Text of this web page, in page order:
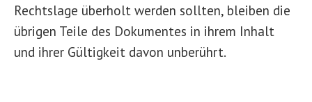
Rechtslage überholt werden sollten, bleiben die
übrigen Teile des Dokumentes in ihrem Inhalt
und ihrer Gültigkeit davon unberührt.